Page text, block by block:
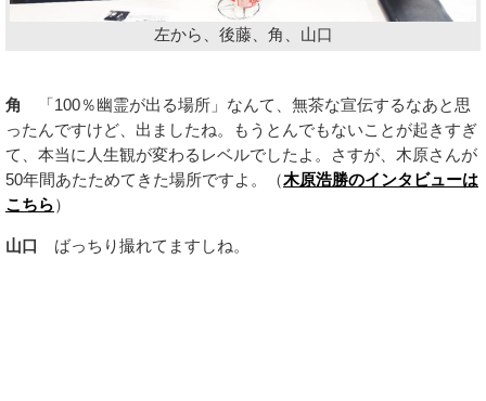
左から、後藤、角、山口
角
「100％幽霊が出る場所」なんて、無茶な宣伝するなあと思
ったんですけど、出ましたね。もうとんでもないことが起きすぎ
て、本当に人生観が変わるレベルでしたよ。さすが、木原さんが
50年間あたためてきた場所ですよ。（木原浩勝のインタビューは
こちら）
山口 ばっちり撮れてますしね。